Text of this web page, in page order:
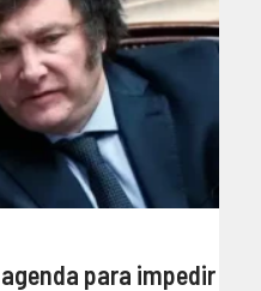
para impedir